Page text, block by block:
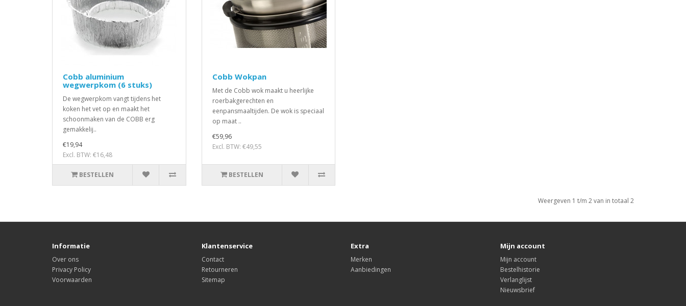
Cobb aluminium
wegwerpkom (6 stuks)
De wegwerpkom vangt tijdens het
koken het vet op en maakt het
schoonmaken van de COBB erg
gemakkelij..
€19,94
Excl. BTW: €16,48
BESTELLEN
Cobb Wokpan
Met de Cobb wok maakt u heerlijke
roerbakgerechten en
eenpansmaaltijden. De wok is speciaal
op maat ..
€59,96
Excl. BTW: €49,55
BESTELLEN
Weergeven 1 t/m 2 van in totaal 2
Informatie
Over ons
Privacy Policy
Voorwaarden
Klantenservice
Contact
Retourneren
Sitemap
Extra
Merken
Aanbiedingen
Mijn account
Mijn account
Bestelhistorie
Verlanglijst
Nieuwsbrief